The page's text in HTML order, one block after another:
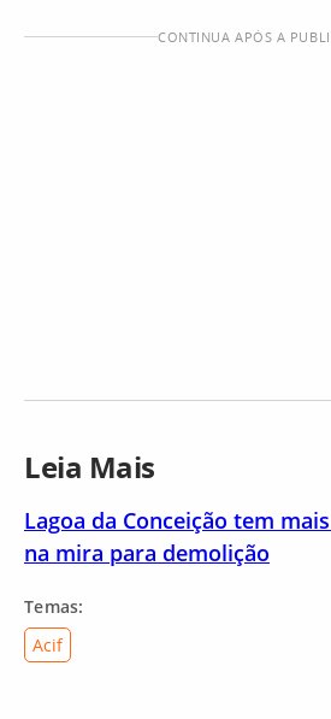
CONTINUA APÓS A
Leia Mais
Lagoa da Conceição tem
na mira para demolição
Temas:
Acif